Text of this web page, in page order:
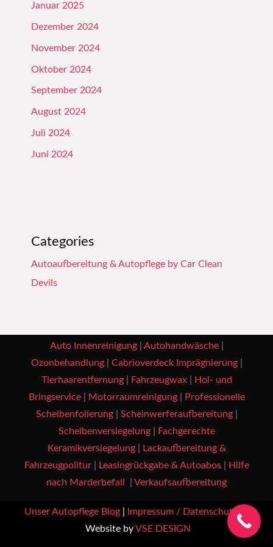
Januar 2025
Dezember 2024
November 2024
Oktober 2024
September 2024
August 2024
Juli 2024
Juni 2024
Categories
Autoaufbereitung & Autopflege by Car Clean
Devils
Auto Innenreinigung| Autohandwäsche|
Ozonbehandlung| Cabrioverdeck Imprägnierung|
Tierhaarentfernung| Fahrzeugwax|
Hol- und
Bringservice| Motorraumreinigung|
Professionelle
Scheibenfolierung| Scheinwerferaufbereitung|
Scheibenversiegelung|
Fachgerechte
Keramikversiegelung|
Lackaufbereitung &
Fahrzeugpolitur| Leasingrückgabe & Autoabos|
Hilfe
nach Marderbefall
Verkaufsaufbereitung
Unser Autopflege Blog| Impressum / Datenschutz |
Website by VSE DESIGN